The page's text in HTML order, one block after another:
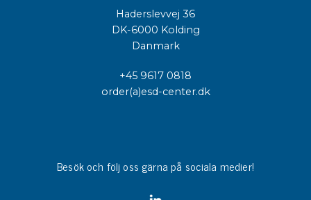
Haderslevvej 36
DK-6000 Kolding
Danmark
+45 9617 0818
order(a)esd-center.dk
Besök och följ oss gärna på sociala medier!